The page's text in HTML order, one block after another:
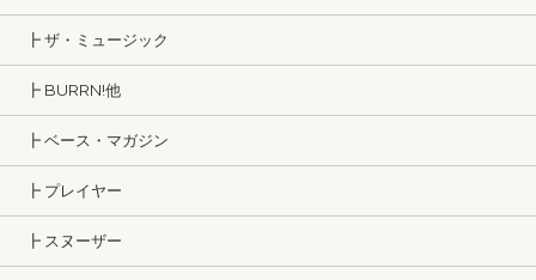
┣ ザ・ミュージック
┣ BURRN!他
┣ ベース・マガジン
┣ プレイヤー
┣ スヌーザー